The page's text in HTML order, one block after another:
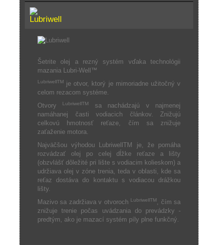
Šetrite olej a rezný systém vďaka technológii
mazania Lubri-Well™
LubriwellTM je otvor, ktorý je mimoriadne užitočný v
celom rezacom systéme.
Otvory
LubriwellTM
sa nachádzajú v najmenej
namáhanej časti vodiacich článkov. Znižujú
celkovú hmotnosť reťaze, čím sa znižuje
zaťaženie motora.
Najväčšou výhodou LubriwellTM je, že pomáha
rozvádzať olej po celej dĺžke reťaze a lišty
(obzvlášť dôležité pri lište s vodiacim kolieskom) a
udržiava olej v zóne trenia, teda v oblasti, kde sa
reťaz dostáva do kontaktu s vodiacou drážkou
lišty.
Mazivo sa zadržiava v otvoroch LubriwellTM, čím sa
znižuje trenie počas uvádzania do prevádzky -
predtým, ako je mazací systém píly plne funkčný.